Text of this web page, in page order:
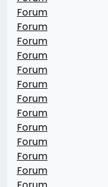
Forum
Forum
Forum
Forum
Forum
Forum
Forum
Forum
Forum
Forum
Forum
Forum